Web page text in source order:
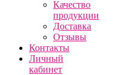
Качество
продукции
Доставка
Отзывы
Контакты
Личный
кабинет